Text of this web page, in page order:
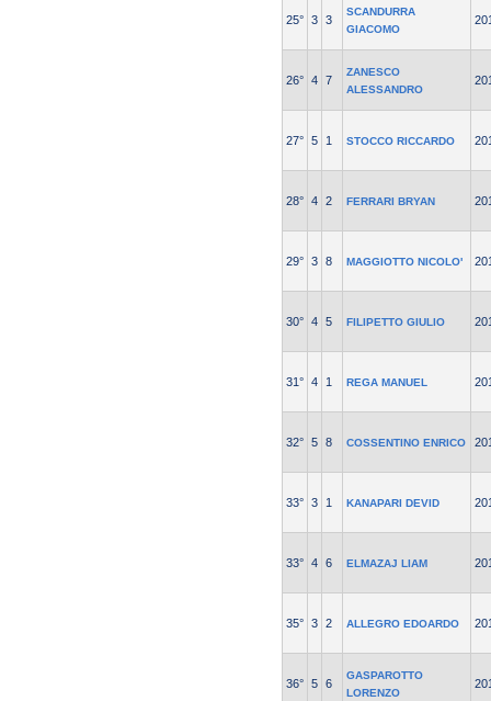
25° 3 3
SCANDURRA
GIACOMO
26° 4 7
ZANESCO
ALESSANDRO
27° 5 1 STOCCO RICCARDO
28° 4 2 FERRARI BRYAN
29° 3 8 MAGGIOTTO NICOLO'
30° 4 5 FILIPETTO GIULIO
31° 4 1 REGA MANUEL
32° 5 8 COSSENTINO ENRICO
33° 3 1 KANAPARI DEVID
33° 4 6 ELMAZAJ LIAM
35° 3 2 ALLEGRO EDOARDO
36° 5 6
GASPAROTTO
LORENZO